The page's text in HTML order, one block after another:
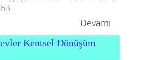
Devamı
Kentsel Dönüşüm